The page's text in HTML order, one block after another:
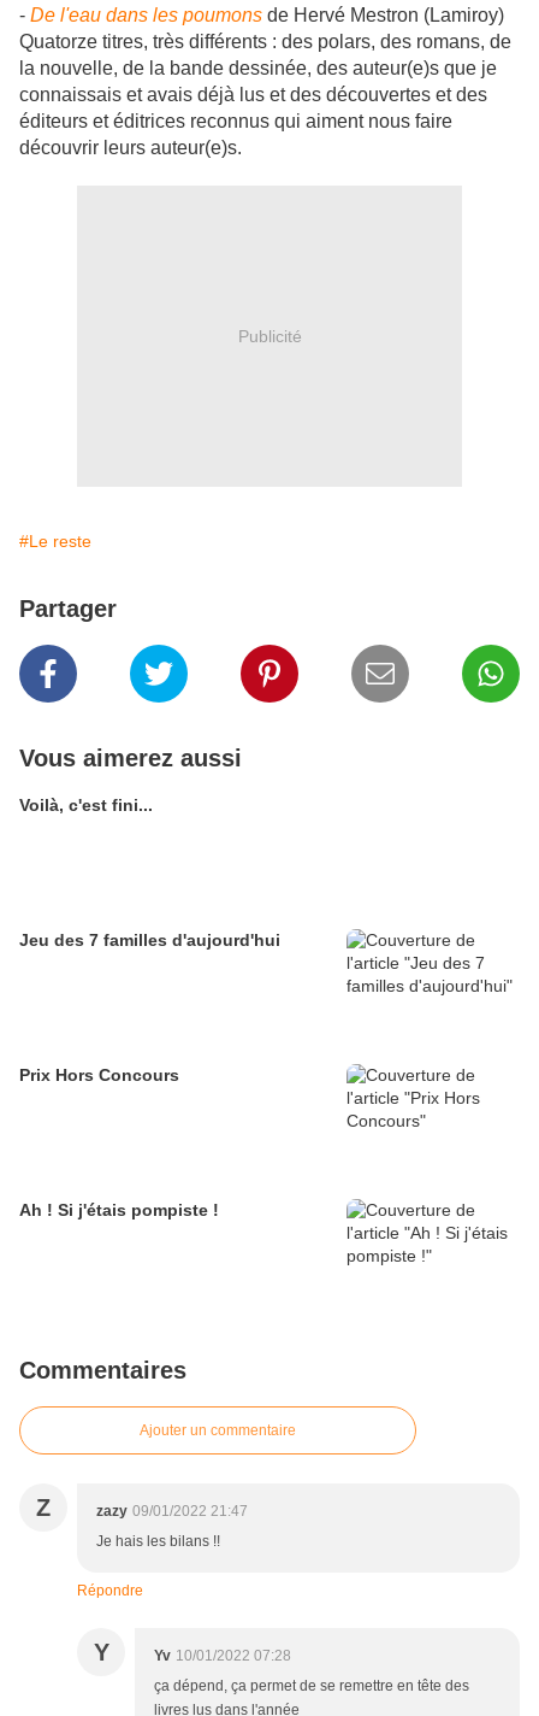
- De l'eau dans les poumons de Hervé Mestron (Lamiroy)
Quatorze titres, très différents : des polars, des romans, de
la nouvelle, de la bande dessinée, des auteur(e)s que je
connaissais et avais déjà lus et des découvertes et des
éditeurs et éditrices reconnus qui aiment nous faire
découvrir leurs auteur(e)s.
Publicité
#Le reste
Partager
Vous aimerez aussi
Voilà, c'est fini...
Jeu des 7 familles d'aujourd'hui
Prix Hors Concours
Ah ! Si j'étais pompiste !
Commentaires
Ajouter un commentaire
Z zazy 09/01/2022 21:47
Je hais les bilans !!
Répondre
Y Yv 10/01/2022 07:28
ça dépend, ça permet de se remettre en tête des
livres lus dans l'année